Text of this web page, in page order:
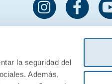
la seguridad del
Además,